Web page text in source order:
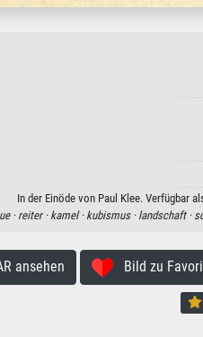
In der Einöde von Paul Klee. Verfügbar
· reiter · kamel · kubismus · landschaft ·
ansehen Bild zu